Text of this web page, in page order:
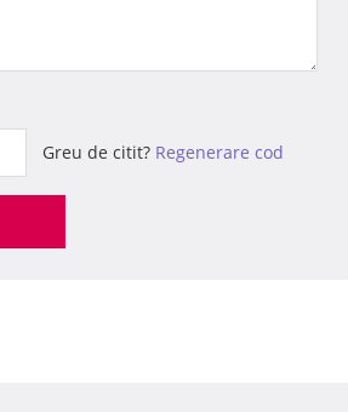
Greu de citit? Regenerare cod